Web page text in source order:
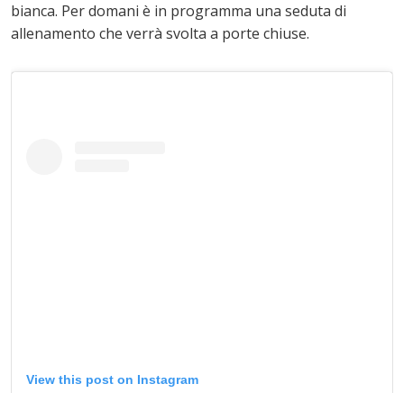
bianca. Per domani è in programma una seduta di
allenamento che verrà svolta a porte chiuse.
View this post on Instagram